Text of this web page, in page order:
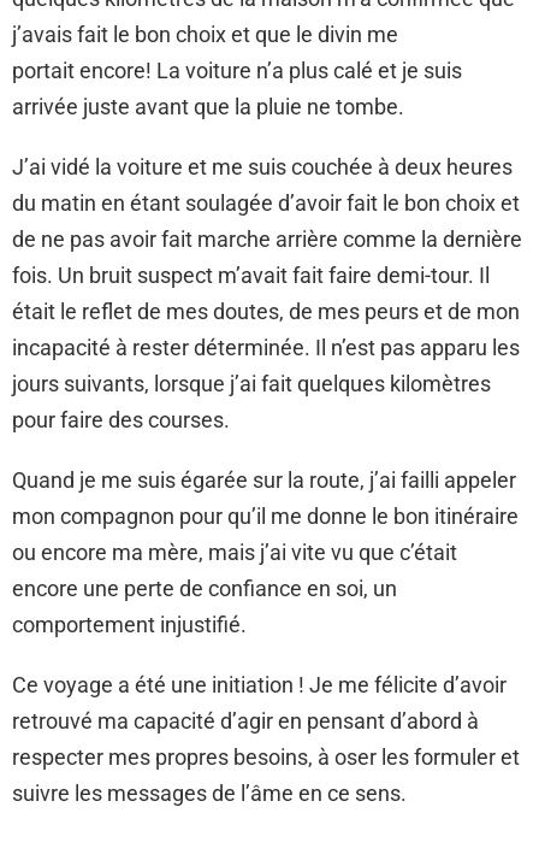
j’avais fait le bon choix et que le divin me
portait encore! La voiture n’a plus calé et je suis
arrivée juste avant que la pluie ne tombe.
J’ai vidé la voiture et me suis couchée à deux heures
du matin en étant soulagée d’avoir fait le bon choix et
de ne pas avoir fait marche arrière comme la dernière
fois. Un bruit suspect m’avait fait faire demi-tour. Il
était le reflet de mes doutes, de mes peurs et de mon
incapacité à rester déterminée. Il n’est pas apparu les
jours suivants, lorsque j’ai fait quelques kilomètres
pour faire des courses.
Quand je me suis égarée sur la route, j’ai failli appeler
mon compagnon pour qu’il me donne le bon itinéraire
ou encore ma mère, mais j’ai vite vu que c’était
encore une perte de confiance en soi, un
comportement injustifié.
Ce voyage a été une initiation ! Je me félicite d’avoir
retrouvé ma capacité d’agir en pensant d’abord à
respecter mes propres besoins, à oser les formuler et
suivre les messages de l’âme en ce sens.